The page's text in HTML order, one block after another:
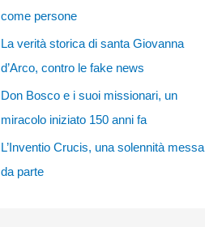
come persone
La verità storica di santa Giovanna
d’Arco, contro le fake news
Don Bosco e i suoi missionari, un
miracolo iniziato 150 anni fa
L’Inventio Crucis, una solennità messa
da parte